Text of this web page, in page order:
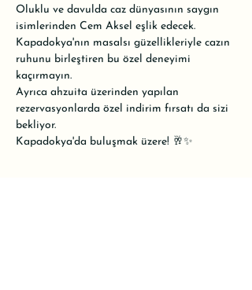
Oluklu ve davulda caz dünyasının saygın
isimlerinden Cem Aksel eşlik edecek.
Kapadokya'nın masalsı güzellikleriyle cazın
ruhunu birleştiren bu özel deneyimi
kaçırmayın.
Ayrıca ahzuita üzerinden yapılan
rezervasyonlarda özel indirim fırsatı da sizi
bekliyor.
Kapadokya'da buluşmak üzere! 🥂✨